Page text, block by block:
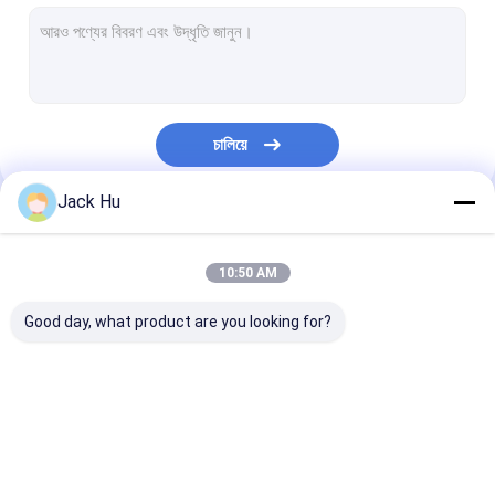
ল্যাভেটরি সার্ভিস ট্রাক
বিমানবন্দর যাত্রী বাস
চালিয়ে
আমাদের বিভাগসমূহ
Jack Hu
10:50 AM
Good day, what product are you looking for?